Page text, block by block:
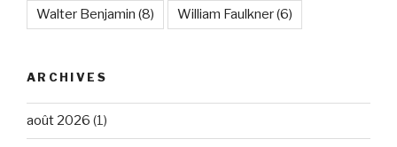
Walter Benjamin (8) William Faulkner(6)
ARCHIVES
août 2026 (1)